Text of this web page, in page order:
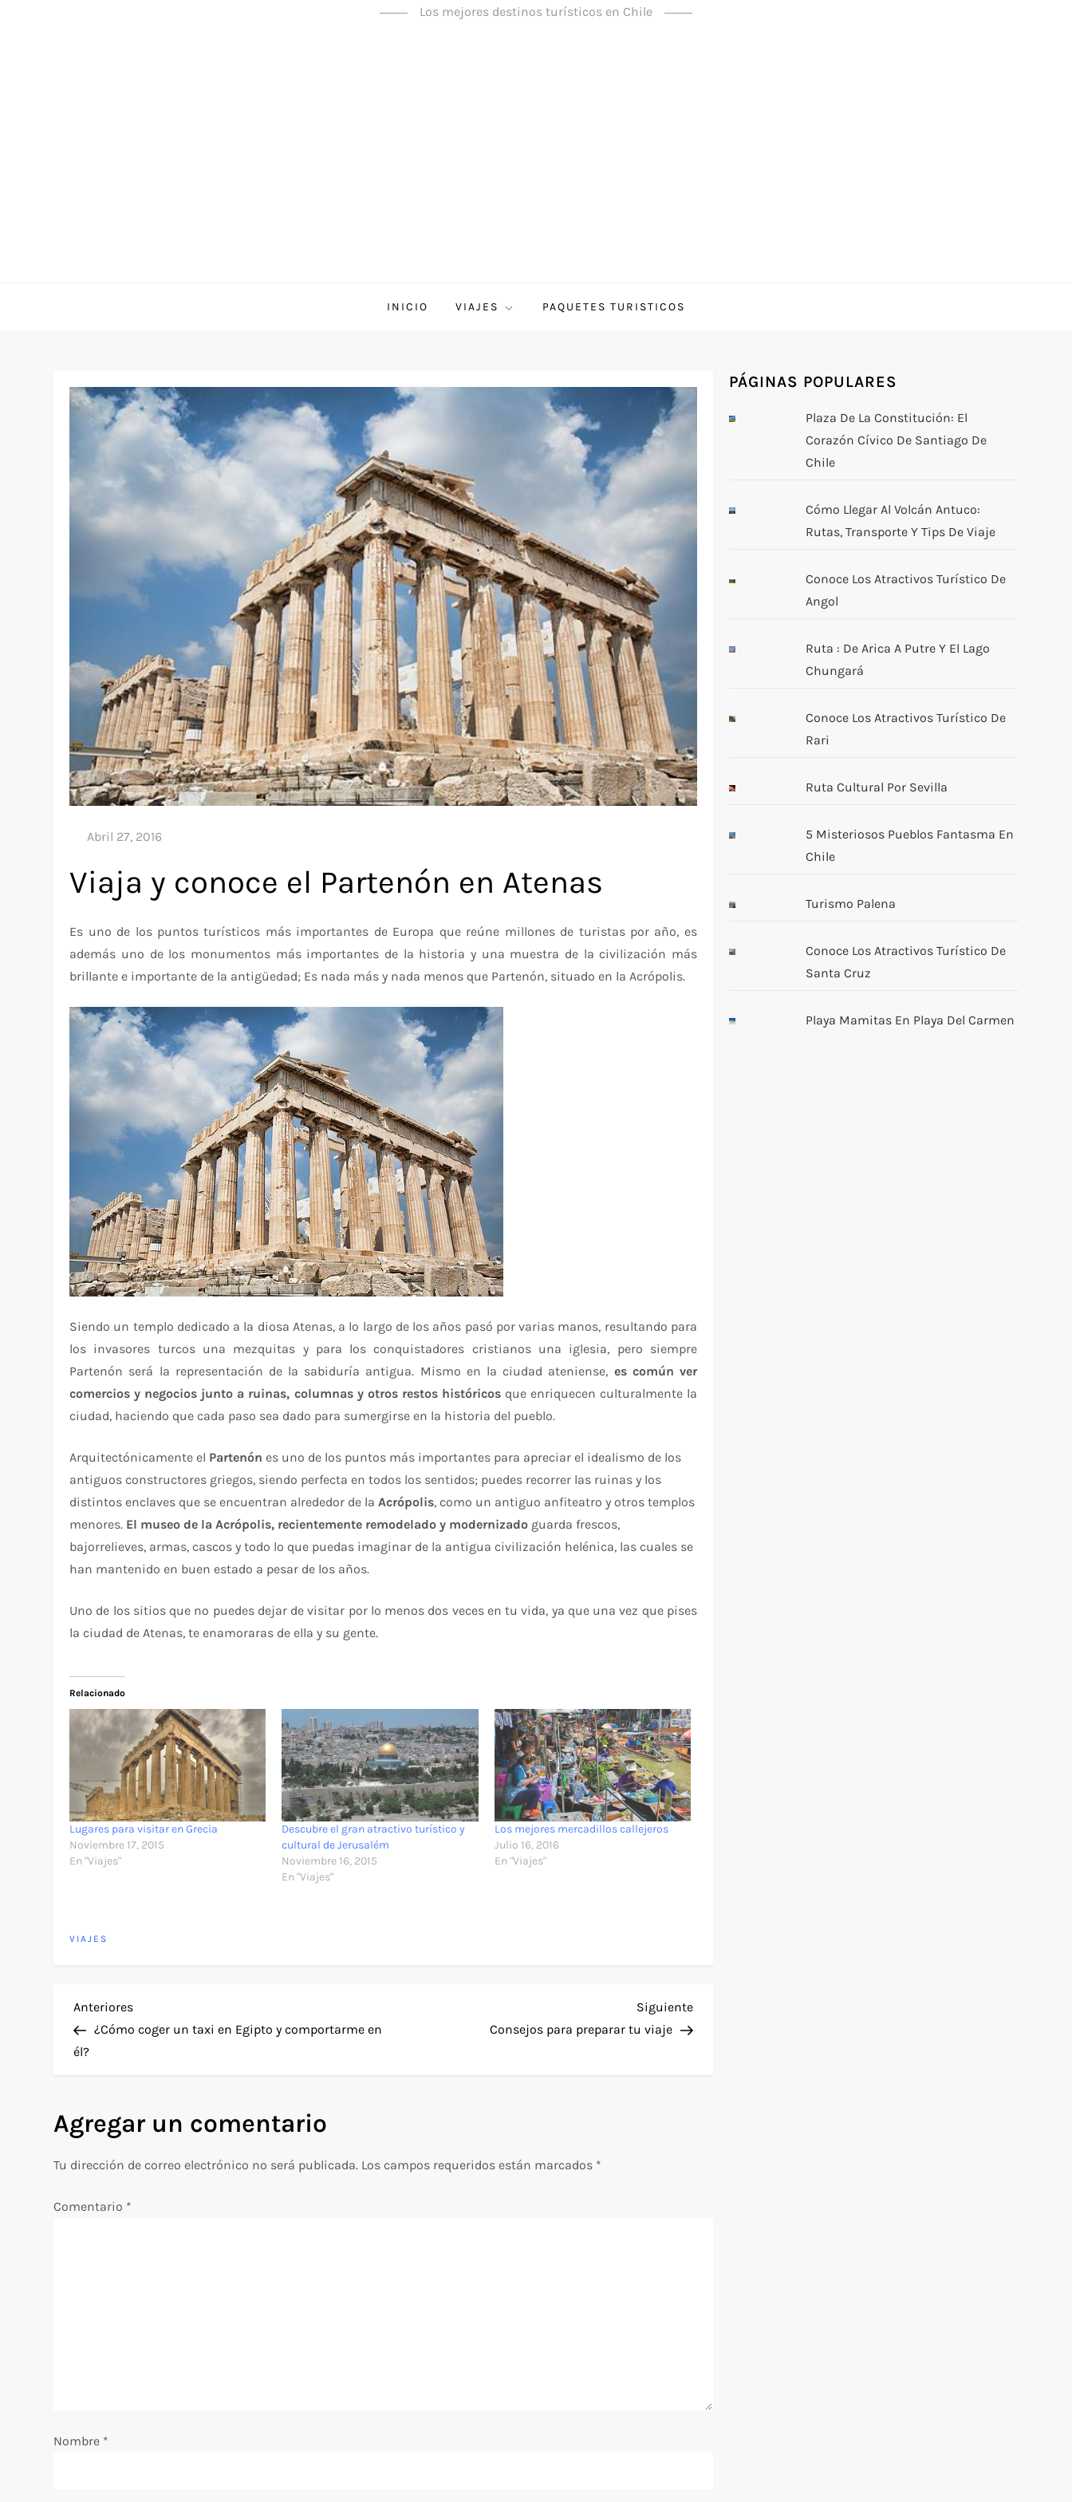
Los mejores destinos turísticos en Chile
INICIO VIAJES PAQUETES TURISTICOS
Viaja y conoce el Partenón en Atenas
Es uno de los puntos turísticos más importantes de Europa que reúne millones de turistas por año, es
además uno de los monumentos más importantes de la historia y una muestra de la civilización más
brillante e importante de la antigüedad; Es nada más y nada menos que Partenón, situado en la Acrópolis.
Siendo un templo dedicado a la diosa Atenas, a lo largo de los años pasó por varias manos, resultando para
los invasores turcos una mezquitas y para los conquistadores cristianos una iglesia, pero siempre
Partenón será la representación de la sabiduría antigua. Mismo en la ciudad ateniense, es común ver
comercios y negocios junto a ruinas, columnas y otros restos históricosque enriquecen culturalmente la
ciudad, haciendo que cada paso sea dado para sumergirse en la historia del pueblo.
Arquitectónicamente el Partenónes uno de los puntos más importantes para apreciar el idealismo de los
antiguos constructores griegos, siendo perfecta en todos los sentidos; puedes recorrer las ruinas y los
distintos enclaves que se encuentran alrededor de laAcrópolis, como un antiguo anfiteatro y otros templos
menores. El museo de la Acrópolis, recientemente remodelado y modernizado guarda frescos,
bajorrelieves, armas, cascos y todo lo que puedas imaginar de la antigua civilización helénica, las cuales se
han mantenido en buen estado a pesar de los años.
Uno de los sitios que no puedes dejar de visitar por lo menos dos veces en tu vida, ya que una vez que pises
la ciudad de Atenas, te enamoraras de ella y su gente.
Relacionado
Lugares para visitar en Grecia
Noviembre 17, 2015
En "Viajes"
Descubre el gran atractivo turístico y
cultural de Jerusalém
Noviembre 16, 2015
En "Viajes"
Los mejores mercadillos callejeros
Julio 16, 2016
En "Viajes"
VIAJES
N
a
e
g
a
Entrada
anterior
Anteriores
¿Cómo coger un taxi en Egipto y comportarme en
él?
Siguiente
entrada
Siguiente
Consejos para preparar tu viaje
Agregar un comentario
Tu dirección de correo electrónico no será publicada. Los campos requeridos están marcados *
Comentario *
Nombre *
PÁGINAS POPULARES
Plaza De La Constitución: El
Corazón Cívico De Santiago De
Chile
Cómo Llegar Al Volcán Antuco:
Rutas, Transporte Y Tips De Viaje
Conoce Los Atractivos Turístico De
Angol
Ruta : De Arica A Putre Y El Lago
Chungará
Conoce Los Atractivos Turístico De
Rari
Ruta Cultural Por Sevilla
5 Misteriosos Pueblos Fantasma En
Chile
Turismo Palena
Conoce Los Atractivos Turístico De
Santa Cruz
Playa Mamitas En Playa Del Carmen